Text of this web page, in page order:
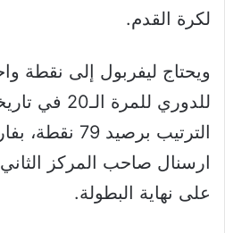
لكرة القدم.
ويحتاج ليفربول إلى نقطة
للدوري للمرة
على نهاية البطولة.